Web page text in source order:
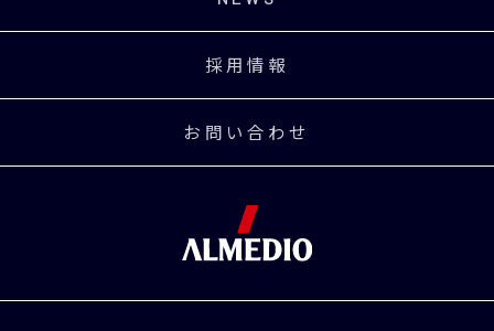
採用情報
お問い合わせ